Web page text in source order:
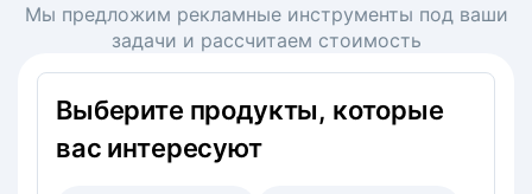
Мы предложим рекламные инструменты под ваши
задачи и рассчитаем стоимость
Выберите продукты, которые
вас интересуют